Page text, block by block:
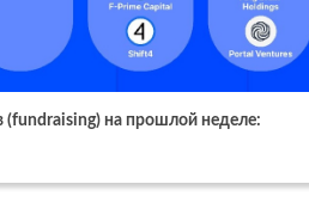
(fundraising) на прошлой неделе: